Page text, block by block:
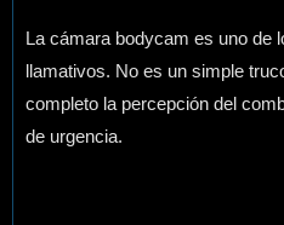
La cámara bodycam es uno de
llamativos. No es un simple
completo la percepción del
de urgencia.